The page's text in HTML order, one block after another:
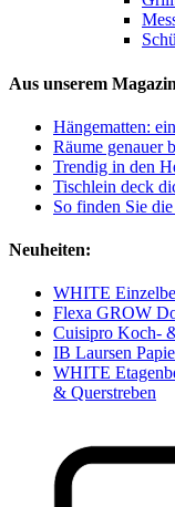
Aus unserem
Hängematten:
Räume genauer
Trendig in den
Tischlein deck
So finden Sie
Neuheiten:
WHITE
Flexa GROW
Cuisipro Koch-
IB Laursen
WHITE
& Querstreben